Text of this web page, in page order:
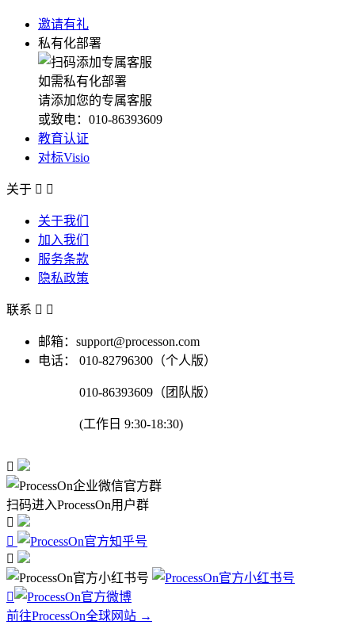
邀请有礼
私有化部署
如需私有化部署
请添加您的专属客服
或致电：010-86393609
教育认证
对标Visio
关于  
关于我们
加入我们
服务条款
隐私政策
联系  
邮箱：support@processon.com
电话：
010-82796300（个人版）
010-86393609（团队版）
(工作日 9:30-18:30)

扫码进入ProcessOn用户群




前往ProcessOn全球网站 →